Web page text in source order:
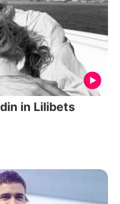
in Lilibets